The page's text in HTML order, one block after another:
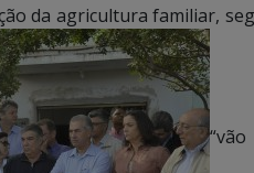
da agricultura familiar,